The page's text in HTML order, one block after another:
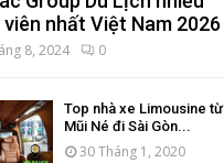
nhất Việt Nam 2026
8, 2024 0
Top nhà xe Limousine từ
Mũi Né đi Sài Gòn...
30 Tháng 1, 2020